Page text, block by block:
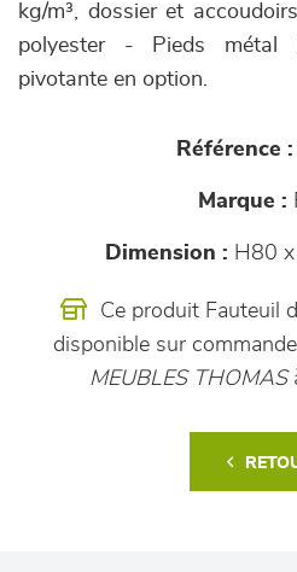
kg/m³, dossier et
polyester - Pieds métal
pivotante en option.
Référence :
Marque :
Dimension : H80
Ce produit Fauteuil
disponible sur
MEUBLES THOMAS